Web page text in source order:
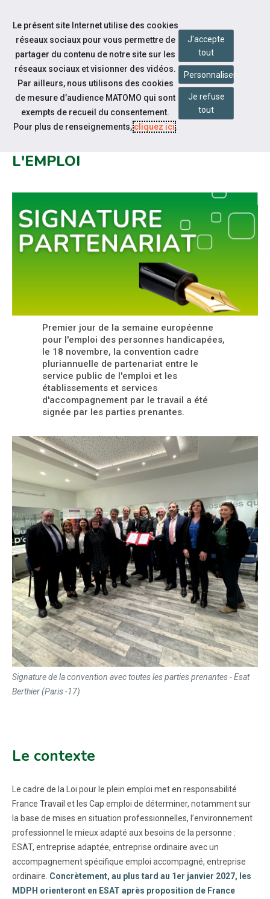
Aller au contenu
Notre actualité
SIGNATURE DE LA CONVENTION
L'EMPLOI
Premier jour de la semaine européenne
pour l'emploi des personnes handicapées,
le 18 novembre, la convention cadre
pluriannuelle de partenariat entre le
service public de l'emploi et les
établissements et services
d'accompagnement par le travail a été
signée par les parties prenantes.
Signature de la convention avec toutes les parties prenantes - Esat
Berthier (Paris -17)
Le contexte
Le cadre de la Loi pour le plein emploi met en responsabilité
France Travail et les Cap emploi de déterminer, notamment sur
la base de mises en situation professionnelles, l’environnement
professionnel le mieux adapté aux besoins de la personne :
ESAT, entreprise adaptée, entreprise ordinaire avec un
accompagnement spécifique emploi accompagné, entreprise
ordinaire. Concrètement, au plus tard au 1er janvier 2027, les
MDPH orienteront en ESAT après proposition de France
Le présent site Internet utilise des cookies
réseaux sociaux pour vous permettre de
partager du contenu de notre site sur les
réseaux sociaux et visionner des vidéos.
Par ailleurs, nous utilisons des cookies
de mesure d’audience MATOMO qui sont
exempts de recueil du consentement.
Pour plus de renseignements,cliquez ici.
J'accepte
tout
Personnaliser
Je refuse
tout